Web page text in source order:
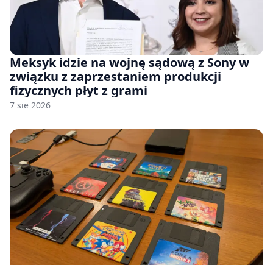
Meksyk idzie na wojnę sądową z Sony w
związku z zaprzestaniem produkcji
fizycznych płyt z grami
7 sie 2026